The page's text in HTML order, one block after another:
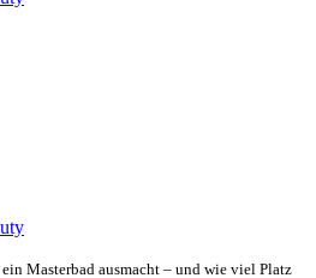
ein Masterbad ausmacht – und wie viel Platz